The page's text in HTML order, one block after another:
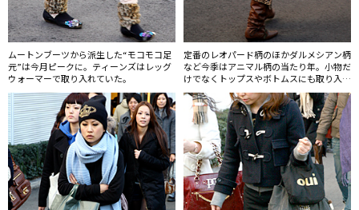
ムートンブーツから派生した“モコモコ足
元”は今月ピークに。ティーンズはレッグ
ウォーマーで取り入れていた。
定番のレオパード柄のほかダルメシアン柄
など今季はアニマル柄の当たり年。小物だ
けでなくトップスやボトムスにも取り入れ
られている。